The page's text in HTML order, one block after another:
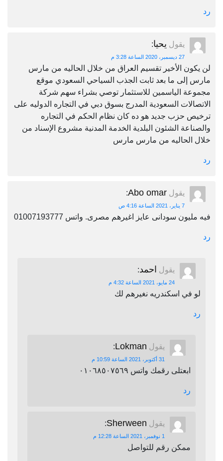
رد
يقول يحيا:
27 ديسمبر، 2020 الساعة 3:28 م
لن يكون الأخير تقسيم العراق من خلال الحاليه من مارس
مارس إلى ما بعد ثابت الجذب السياحي السعودي موقع
مجموعة الياسمين للاستثمار توصي بشراء سهم شركة
الاتصالات السعودية المدرج بسوق دبي في التجاره الدوليه على
ترخيص حزب جديد هو ده كان نظام الحكم في التجاره
والصناعة الشئون البلدية الخدمة المدنية مشروع الإسناد من
خلال الحاليه من مارس مارس
رد
يقول Abo omar
:
7 يناير، 2021 الساعة 4:16 ص
فيه مليون سودانى عايز اغيرهم مصرى. واتس 01007193777
رد
يقول احمد:
24 مايو، 2021 الساعة 4:32 م
لو في اسكندريه نغيرهم لك
رد
يقول Lokman
:
31 أكتوبر، 2021 الساعة 10:59 م
ابعتلى رقمك واتس ٠١٠٦٨٥٠٧٥٦٩
رد
يقول Sherween
:
1 نوفمبر، 2021 الساعة 12:28 م
ممكن رقم للتواصل